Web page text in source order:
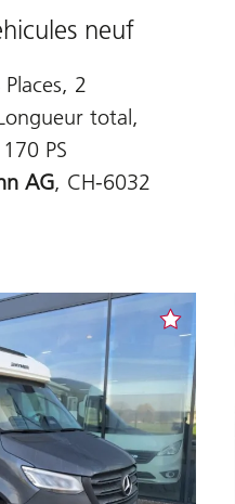
neuf
2
total,
PS
AG, CH-6032